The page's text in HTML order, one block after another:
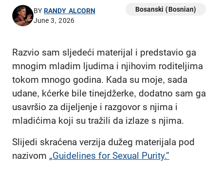
BYRANDY ALCORN
June 3, 2026
Bosanski (Bosnian)
Razvio sam sljedeći materijal i predstavio ga
mnogim mladim ljudima i njihovim roditeljima
tokom mnogo godina. Kada su moje, sada
udane, kćerke bile tinejdžerke, dodatno sam ga
usavršio za dijeljenje i razgovor s njima i
mladićima koji su tražili da izlaze s njima.
Slijedi skraćena verzija dužeg materijala pod
nazivom „Guidelines for Sexual Purity.”